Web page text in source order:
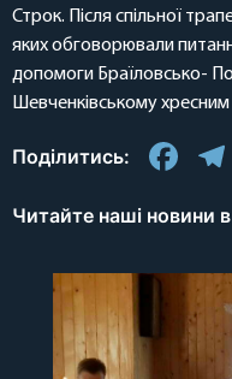
Строк. Після спільної
яких обговорювали
допомоги Браїловсько-
Шевченківському
Поділитись:
Читайте наші новини в